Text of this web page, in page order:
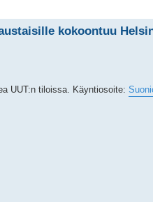
kokoontuu
UUT:n tiloissa. Käyntiosoite: